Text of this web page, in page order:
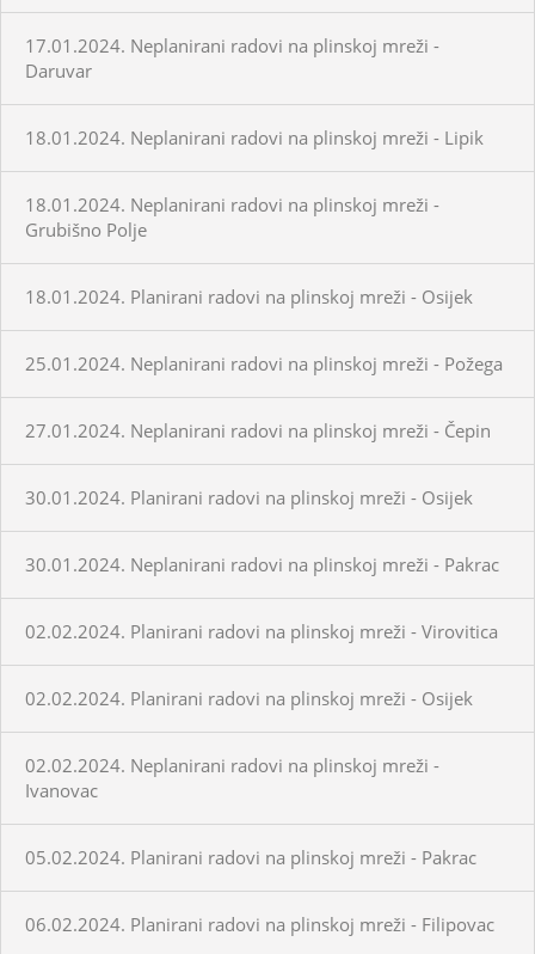
17.01.2024. Neplanirani radovi na plinskoj mreži -
Daruvar
18.01.2024. Neplanirani radovi na plinskoj mreži - Lipik
18.01.2024. Neplanirani radovi na plinskoj mreži -
Grubišno Polje
18.01.2024. Planirani radovi na plinskoj mreži - Osijek
25.01.2024. Neplanirani radovi na plinskoj mreži - Požega
27.01.2024. Neplanirani radovi na plinskoj mreži - Čepin
30.01.2024. Planirani radovi na plinskoj mreži - Osijek
30.01.2024. Neplanirani radovi na plinskoj mreži - Pakrac
02.02.2024. Planirani radovi na plinskoj mreži - Virovitica
02.02.2024. Planirani radovi na plinskoj mreži - Osijek
02.02.2024. Neplanirani radovi na plinskoj mreži -
Ivanovac
05.02.2024. Planirani radovi na plinskoj mreži - Pakrac
06.02.2024. Planirani radovi na plinskoj mreži - Filipovac